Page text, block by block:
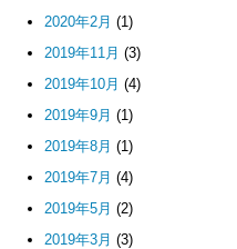
2020年2月 (1)
2019年11月 (3)
2019年10月 (4)
2019年9月 (1)
2019年8月 (1)
2019年7月 (4)
2019年5月 (2)
2019年3月 (3)